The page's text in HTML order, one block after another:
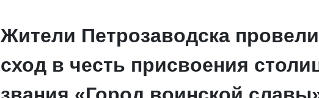
Жители Петрозаводска
сход в честь присвоения